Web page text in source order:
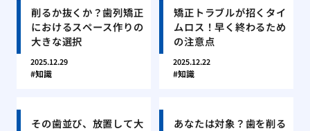
削るか抜くか？歯列矯正
におけるスペース作りの
大きな選択
2025.12.29
知識
矯正トラブルが招くタイ
ムロス！早く終わるため
の注意点
2025.12.22
知識
その歯並び、放置して大
あなたは対象？歯を削る